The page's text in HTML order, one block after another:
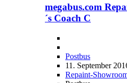
megabus.com
´s Coach C
Postbus
11. September
Repaint-